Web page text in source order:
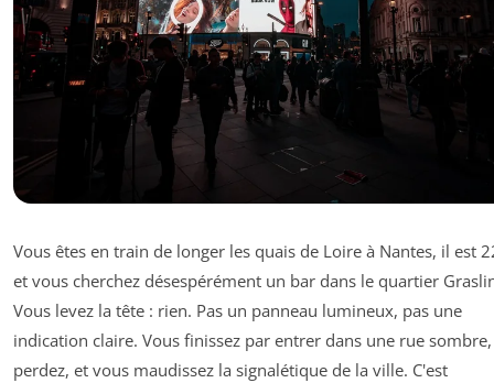
Vous êtes en train de longer les quais de Loire à Nantes, il est
et vous cherchez désespérément un bar dans le quartier
Vous levez la tête : rien. Pas un panneau lumineux, pas une
indication claire. Vous finissez par entrer dans une rue
perdez, et vous maudissez la signalétique de la ville. C'est